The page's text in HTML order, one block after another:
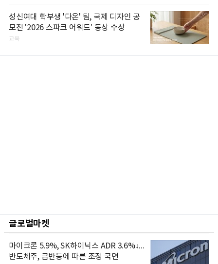
성신여대 학부생 '다온' 팀, 국제 디자인 공
모전 '2026 스파크 어워드' 동상 수상
교육
글로벌마켓
마이크론 5.9%, SK하이닉스 ADR 3.6%↓...
반도체주, 급반등에 따른 조정 국면